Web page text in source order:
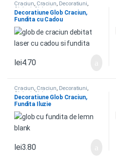
Craciun, Craciun, Decoratiuni,
Globuri
Globuri
Decoratiune Glob Craciun,
Fundita cu Cadou
lei4.70
Craciun, Craciun, Decoratiuni,
Globuri
Globuri
Decoratiune Glob Craciun,
Fundita Iluzie
lei3.80